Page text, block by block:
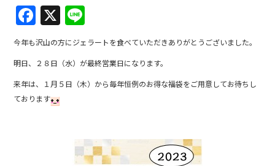
F
a
c
e
b
X
n
e
今年も沢山の方にジェラートを食べていただきありがとうございました。
明日、２８日（水）が最終営業日になります。
来年は、１月５日（木）から毎年恒例のお得な福袋をご用意してお待ちし
ております